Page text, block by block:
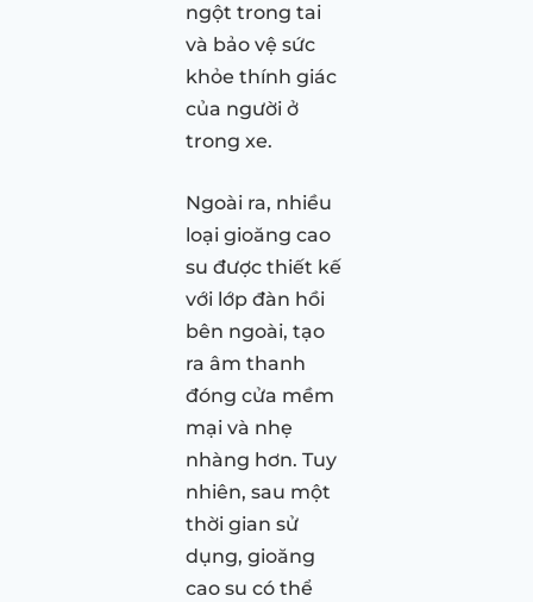
ngột trong tai
và bảo vệ sức
khỏe thính giác
của người ở
trong xe.
Ngoài ra, nhiều
loại gioăng cao
su được thiết kế
với lớp đàn hồi
bên ngoài, tạo
ra âm thanh
đóng cửa mềm
mại và nhẹ
nhàng hơn. Tuy
nhiên, sau một
thời gian sử
dụng, gioăng
cao su có thể